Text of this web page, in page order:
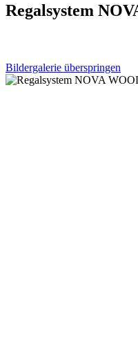
Regalsystem
Bildergalerie überspringen